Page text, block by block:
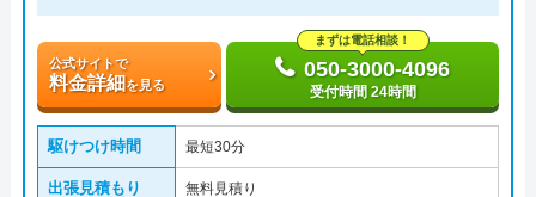
公式サイトで
料金詳細を見る
まずは電話相談！
050-3000-4096
受付時間 24時間
駆けつけ時間 最短30分
出張見積もり 無料見積り